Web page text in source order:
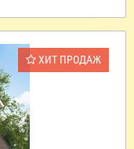
ХИТ ПРОДАЖ